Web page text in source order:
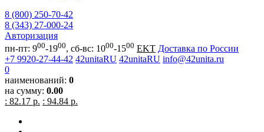
8 (800) 250-70-42
8 (343) 27-000-24
Авторизация
пн-пт: 900-1900, сб-вс: 1000-1500 EKT Доставка по России
+7 9920-27-44-42 42unitaRU 42unitaRU info@42unita.ru
0
наименований: 0
на сумму: 0.00
: 82.17 р. : 94.84 р.